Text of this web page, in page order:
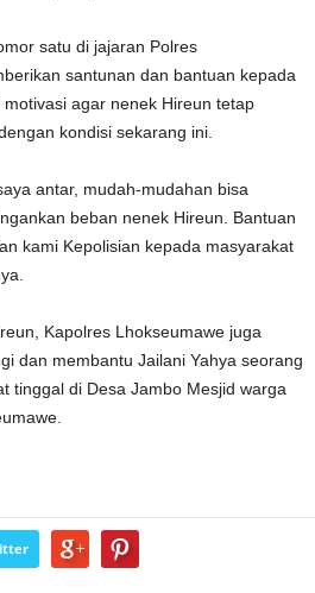
satu di jajaran Polres
santunan dan bantuan kepada
agar nenek Hireun tetap
kondisi sekarang ini.
antar, mudah-mudahan bisa
beban nenek Hireun. Bantuan
kami Kepolisian kepada masyarakat
Kapolres Lhokseumawe juga
dan membantu Jailani Yahya seorang
tinggal di Desa Jambo Mesjid warga